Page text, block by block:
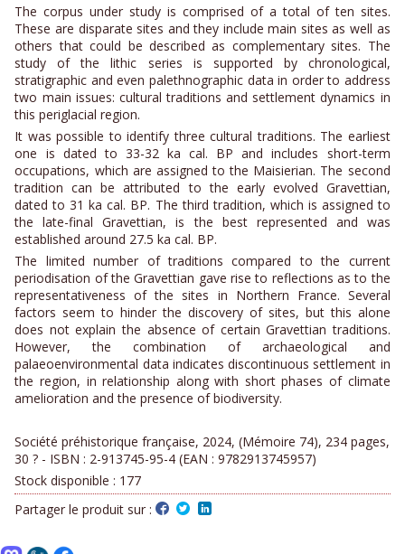
The corpus under study is comprised of a total of ten sites.
These are disparate sites and they include main sites as well as
others that could be described as complementary sites. The
study of the lithic series is supported by chronological,
stratigraphic and even palethnographic data in order to address
two main issues: cultural traditions and settlement dynamics in
this periglacial region.
It was possible to identify three cultural traditions. The earliest
one is dated to 33-32 ka cal. BP and includes short-term
occupations, which are assigned to the Maisierian. The second
tradition can be attributed to the early evolved Gravettian,
dated to 31 ka cal. BP. The third tradition, which is assigned to
the late-final Gravettian, is the best represented and was
established around 27.5 ka cal. BP.
The limited number of traditions compared to the current
periodisation of the Gravettian gave rise to reflections as to the
representativeness of the sites in Northern France. Several
factors seem to hinder the discovery of sites, but this alone
does not explain the absence of certain Gravettian traditions.
However, the combination of archaeological and
palaeoenvironmental data indicates discontinuous settlement in
the region, in relationship along with short phases of climate
amelioration and the presence of biodiversity.
Société préhistorique française, 2024, (Mémoire 74), 234 pages,
30 ? - ISBN : 2-913745-95-4 (EAN : 9782913745957)
Stock disponible : 177
Partager le produit sur :